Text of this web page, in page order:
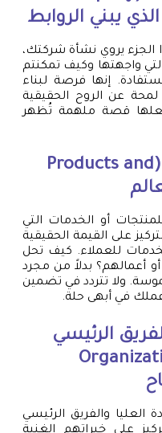
يروي نشأة شركتك،
التي واجهتها وكيف تمكنتم
إنها فرصة لبناء
عن الروح الحقيقية
قصة ملهمة تُظهر
4. المنتجات والخدمات (Products and
أو الخدمات التي
على القيمة الحقيقية
للعملاء. كيف تحل
أعمالهم؟ بدلاً من مجرد
ولا تتردد في تضمين
في أبهى حلة.
الرئيسي
والفريق الرئيسي
على خبراتهم الغنية